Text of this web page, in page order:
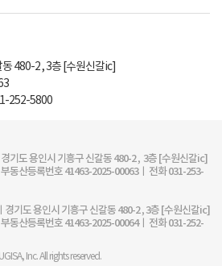
480-2 , 3층 [수원신갈ic]
252-5800
기도 용인시 기흥구 신갈동 480-2 , 3층 [수원신갈ic]
동산등록번호 41463-2025-00063ㅣ 전화 031-253-
기도 용인시 기흥구 신갈동 480-2 , 3층 [수원신갈ic]
동산등록번호 41463-2025-00064ㅣ 전화 031-252-
Inc. All rights reserved.